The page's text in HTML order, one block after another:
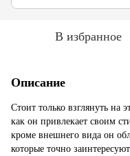
В избранное
Описание
Стоит только взглянуть на
как он привлекает своим
кроме внешнего вида он
которые точно